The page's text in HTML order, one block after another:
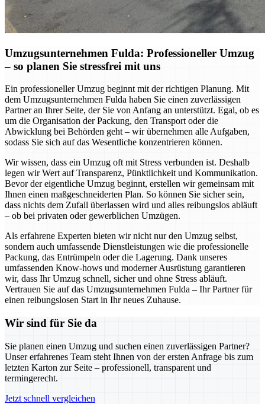
Umzugsunternehmen Fulda: Professioneller Umzug
– so planen Sie stressfrei mit uns
Ein professioneller Umzug beginnt mit der richtigen Planung. Mit
dem Umzugsunternehmen Fulda haben Sie einen zuverlässigen
Partner an Ihrer Seite, der Sie von Anfang an unterstützt. Egal, ob es
um die Organisation der Packung, den Transport oder die
Abwicklung bei Behörden geht – wir übernehmen alle Aufgaben,
sodass Sie sich auf das Wesentliche konzentrieren können.
Wir wissen, dass ein Umzug oft mit Stress verbunden ist. Deshalb
legen wir Wert auf Transparenz, Pünktlichkeit und Kommunikation.
Bevor der eigentliche Umzug beginnt, erstellen wir gemeinsam mit
Ihnen einen maßgeschneiderten Plan. So können Sie sicher sein,
dass nichts dem Zufall überlassen wird und alles reibungslos abläuft
– ob bei privaten oder gewerblichen Umzügen.
Als erfahrene Experten bieten wir nicht nur den Umzug selbst,
sondern auch umfassende Dienstleistungen wie die professionelle
Packung, das Entrümpeln oder die Lagerung. Dank unseres
umfassenden Know-hows und moderner Ausrüstung garantieren
wir, dass Ihr Umzug schnell, sicher und ohne Stress abläuft.
Vertrauen Sie auf das Umzugsunternehmen Fulda – Ihr Partner für
einen reibungslosen Start in Ihr neues Zuhause.
Wir sind für Sie da
Sie planen einen Umzug und suchen einen zuverlässigen Partner?
Unser erfahrenes Team steht Ihnen von der ersten Anfrage bis zum
letzten Karton zur Seite – professionell, transparent und
termingerecht.
Jetzt schnell vergleichen